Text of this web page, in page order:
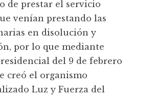
de prestar el servicio
venían prestando las
en disolución y
por lo que mediante
del 9 de febrero
creó el organismo
Luz y Fuerza del